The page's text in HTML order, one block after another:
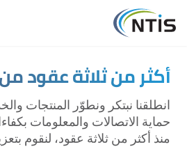
أكثر من ثلاثة عقود من
انطلقنا نبتكر ونطوّر المنتجات
حماية الاتصالات والمعلومات
منذ أكثر من ثلاثة عقود، لنقوم